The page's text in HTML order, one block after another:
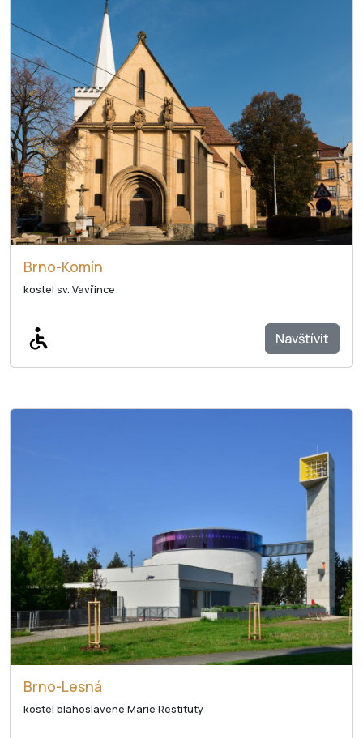
Brno-Komín
kostel sv. Vavřince
Navštívit
Brno-Lesná
kostel blahoslavené Marie Restituty